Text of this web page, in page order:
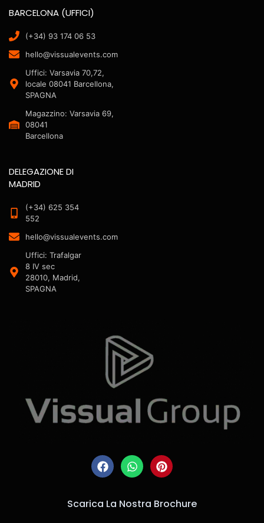
BARCELONA (UFFICI)
(+34) 93 174 06 53
hello@vissualevents.com
Uffici: Varsavia 70,72,
locale 08041 Barcellona,
SPAGNA
Magazzino: Varsavia 69,
08041
Barcellona
DELEGAZIONE DI
MADRID
(+34) 625 354
552
hello@vissualevents.com
Uffici: Trafalgar
8 IV sec
28010, Madrid,
SPAGNA
Scarica La Nostra Brochure